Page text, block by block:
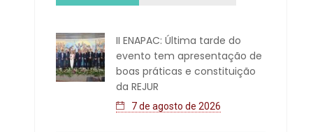
II ENAPAC: Última tarde do
evento tem apresentação de
boas práticas e constituição
da REJUR
7 de agosto de 2026